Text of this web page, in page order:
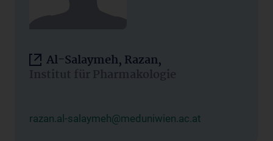
Al-Salaymeh, Razan,
Institut für Pharmakologie
razan.al-salaymeh@meduniwien.ac.at